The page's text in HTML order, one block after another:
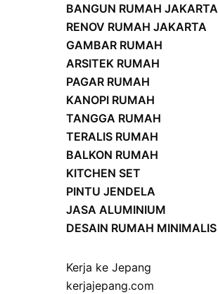
BANGUN RUMAH JAKARTA
RENOV RUMAH JAKARTA
GAMBAR RUMAH
ARSITEK RUMAH
PAGAR RUMAH
KANOPI RUMAH
TANGGA RUMAH
TERALIS RUMAH
BALKON RUMAH
KITCHEN SET
PINTU JENDELA
JASA ALUMINIUM
DESAIN RUMAH MINIMALIS
Kerja ke Jepang
kerjajepang.com